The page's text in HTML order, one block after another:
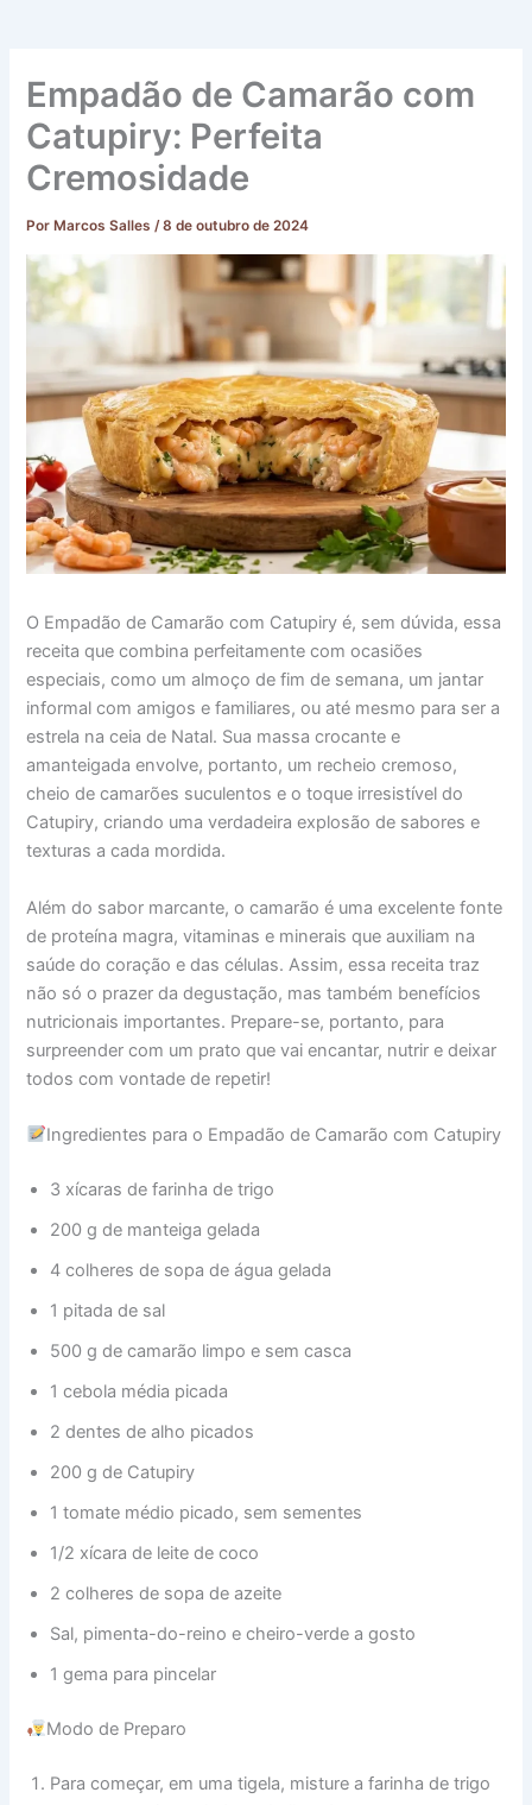
Empadão de Camarão com
Catupiry: Perfeita
Cremosidade
Por Marcos Salles/8 de outubro de 2024
O Empadão de Camarão com Catupiry é, sem dúvida, essa
receita que combina perfeitamente com ocasiões
especiais, como um almoço de fim de semana, um jantar
informal com amigos e familiares, ou até mesmo para ser a
estrela na ceia de Natal. Sua massa crocante e
amanteigada envolve, portanto, um recheio cremoso,
cheio de camarões suculentos e o toque irresistível do
Catupiry, criando uma verdadeira explosão de sabores e
texturas a cada mordida.
Além do sabor marcante, o camarão é uma excelente fonte
de proteína magra, vitaminas e minerais que auxiliam na
saúde do coração e das células. Assim, essa receita traz
não só o prazer da degustação, mas também benefícios
nutricionais importantes. Prepare-se, portanto, para
surpreender com um prato que vai encantar, nutrir e deixar
todos com vontade de repetir!
Ingredientes para o Empadão de Camarão com Catupiry
3 xícaras de farinha de trigo
200 g de manteiga gelada
4 colheres de sopa de água gelada
1 pitada de sal
500 g de camarão limpo e sem casca
1 cebola média picada
2 dentes de alho picados
200 g de Catupiry
1 tomate médio picado, sem sementes
1/2 xícara de leite de coco
2 colheres de sopa de azeite
Sal, pimenta-do-reino e cheiro-verde a gosto
1 gema para pincelar
Modo de Preparo
Para começar, em uma tigela, misture a farinha de trigo